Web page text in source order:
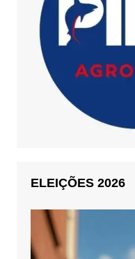
ELEIÇÕES 2026